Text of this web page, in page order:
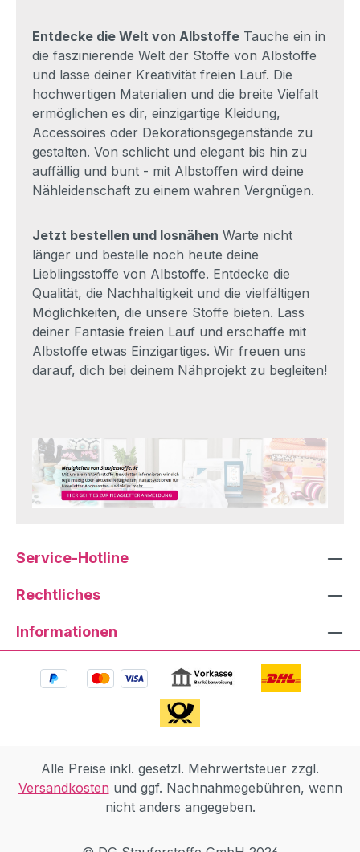
Entdecke die Welt von Albstoffe Tauche ein in
die faszinierende Welt der Stoffe von Albstoffe
und lasse deiner Kreativität freien Lauf. Die
hochwertigen Materialien und die breite Vielfalt
ermöglichen es dir, einzigartige Kleidung,
Accessoires oder Dekorationsgegenstände zu
gestalten. Von schlicht und elegant bis hin zu
auffällig und bunt - mit Albstoffen wird deine
Nähleidenschaft zu einem wahren Vergnügen.
Jetzt bestellen und losnähen Warte nicht
länger und bestelle noch heute deine
Lieblingsstoffe von Albstoffe. Entdecke die
Qualität, die Nachhaltigkeit und die vielfältigen
Möglichkeiten, die unsere Stoffe bieten. Lass
deiner Fantasie freien Lauf und erschaffe mit
Albstoffe etwas Einzigartiges. Wir freuen uns
darauf, dich bei deinem Nähprojekt zu begleiten!
Service-Hotline
Rechtliches
Informationen
Alle Preise inkl. gesetzl. Mehrwertsteuer zzgl.
Versandkosten und ggf. Nachnahmegebühren, wenn
nicht anders angegeben.